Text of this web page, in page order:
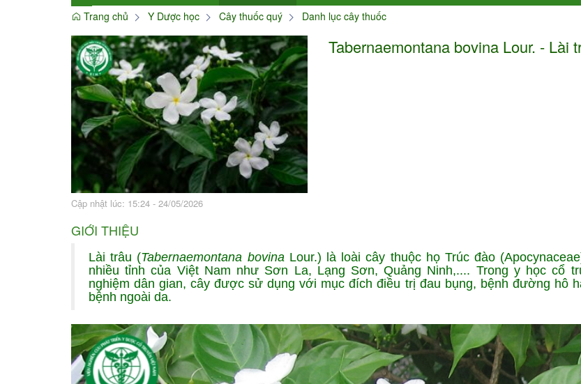
Giới thiệu
Mục đích
Chức năng nhiệm vụ
Tin tức tổng hợp
Tin tức trong ngành
Thông tin y học
Cây thuốc quý Danh lục cây thuốc
Danh lục cây thuốc Việt Nam
Làm đẹp với thảo dược
Bài thuốc hay
Sức khỏe ngàn vàng
Dự án KHCN
Trang chủ
Y Dược học Cây thuốc quý Danh lục cây thuốc
Cập nhật lúc: 15:24 - 24/05/2026
Tabernaemontana bovina Lour. - Lài
GIỚI THIỆU
Lài trâu (Tabernaemontana bovina Lour.) là loài cây thuộc họ Trúc đào
nhiều tỉnh của Việt Nam như Sơn La, Lạng Sơn, Quảng Ninh,.... Trong y học cổ
nghiệm dân gian, cây được sử dụng với mục đích điều trị đau bụng, bệnh đường hô
bệnh ngoài da.